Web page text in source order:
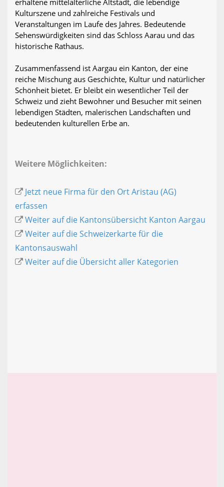
erhaltene mittelalterliche Altstadt, die lebendige
Kulturszene und zahlreiche Festivals und
Veranstaltungen im Laufe des Jahres. Bedeutende
Sehenswürdigkeiten sind das Schloss Aarau und das
historische Rathaus.
Zusammenfassend ist Aargau ein Kanton, der eine
reiche Mischung aus Geschichte, Kultur und natürlicher
Schönheit bietet. Er bleibt ein wesentlicher Teil der
Schweiz und zieht Bewohner und Besucher mit seinen
lebendigen Städten, malerischen Landschaften und
bedeutenden kulturellen Erbe an.
Weitere Möglichkeiten:
Jetzt neue Firma für den Ort Aristau (AG)
erfassen
Weiter auf die Kantonsübersicht Kanton Aargau
Weiter auf die Schweizerkarte für die
Kantonsauswahl
Weiter auf die Übersicht aller Kategorien